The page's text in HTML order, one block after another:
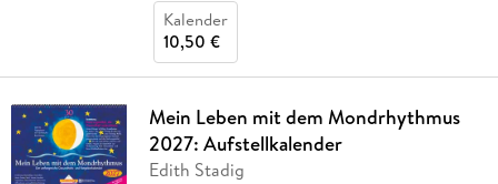
Kalender
10,50 €
Mein Leben mit dem Mondrhythmus
2027: Aufstellkalender
Edith Stadig